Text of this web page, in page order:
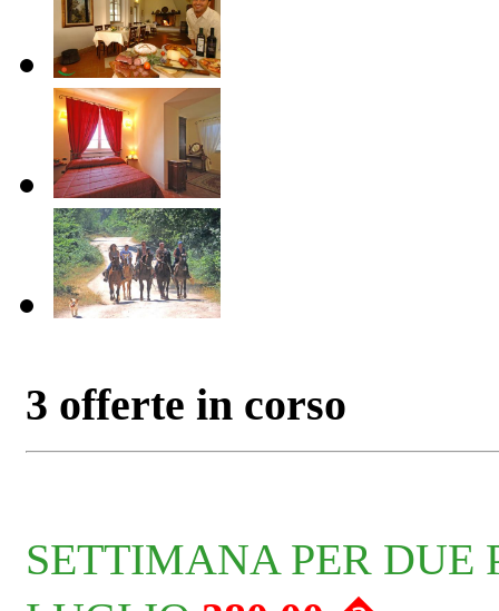
3 offerte in corso
SETTIMANA PER DUE